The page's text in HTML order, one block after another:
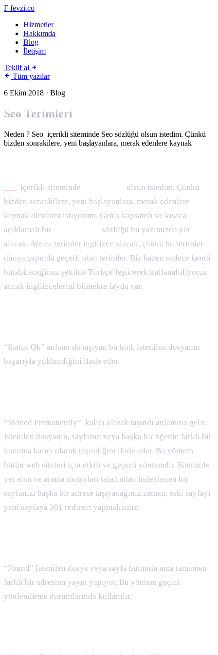
F fevzi.co
Hizmetler
Hakkımda
Blog
İletişim
Teklif al
Tüm yazılar
6 Ekim 2018 · Blog
Seo Terimleri
Neden ? Seo içerikli siteminde Seo sözlüğü olsun istedim. Çünkü
bizden sonrakilere, yeni başlayanlara, merak edenlere kaynak
içerikli siteminde
olsun istedim. Çünkü
bizden sonrakilere, yeni başlayanlara, merak edenlere
kaynak olmasını istiyorum. Geniş kapsamlı ve kısaca
açıklamalı bir
sözlüğü bu yazımızda yer
alacak. Ayrıca terimler ingilizce olacak, çünkü bu terimler
dünya çapında geçerli olan terimler. Biz bazen sadece kendi
bulabileceğimiz şekilde Türkçe’leştirerek kullanabiliyoruz
ancak ingilizcelerini bilmekte fayda var.
“Status Ok” anlamı da taşıyan bu kod, istenilen dosyanın
başarıyla yüklendiğini ifade eder.
“Moved Permanently” kalıcı olarak taşındı anlamına gelir.
İstenilen dosyanın, sayfanın veya başka bir öğenin farklı bir
konuma kalıcı olarak taşındığını ifade eder. Bu yöntem
bütün web siteleri için etkili ve geçerli yöntemdir. Sitenizde
yer alan ve arama motorları tarafından indexlenen bir
sayfanızı başka bir adrese taşıyacağınız zaman, eski sayfayı
yeni sayfaya 301 redirect yapmalısınız.
“Found” İstenilen dosya veya sayfa bulundu ama tamamen
farklı bir adresten yayın yapıyor. Bu yöntem geçici
yönlendirme durumlarında kullanılır.